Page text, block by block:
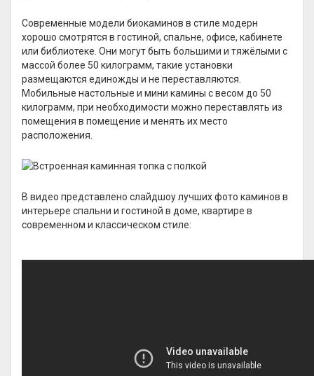
Современные модели биокаминов в стиле модерн
хорошо смотрятся в гостиной, спальне, офисе, кабинете
или библиотеке. Они могут быть большими и тяжёлыми с
массой более 50 килограмм, такие установки
размещаются единожды и не переставляются.
Мобильные настольные и мини камины с весом до 50
килограмм, при необходимости можно переставлять из
помещения в помещение и менять их место
расположения.
В видео представлено слайдшоу лучших фото каминов в
интерьере спальни и гостиной в доме, квартире в
современном и классическом стиле: